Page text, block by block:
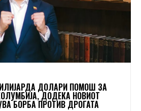
ДОЛАРИ ПОМОШ ЗА
ДОДЕКА НОВИОТ
БОРБА ПРОТИВ ДРОГАТА